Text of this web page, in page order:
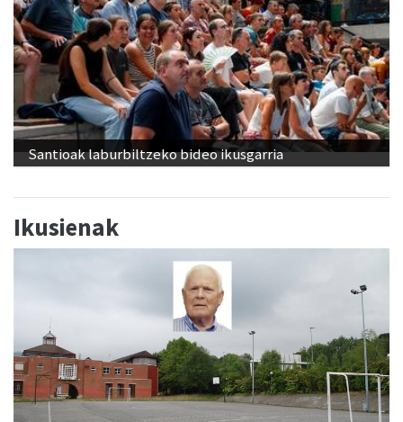
Santioak laburbiltzeko bideo ikusgarria
Ikusienak